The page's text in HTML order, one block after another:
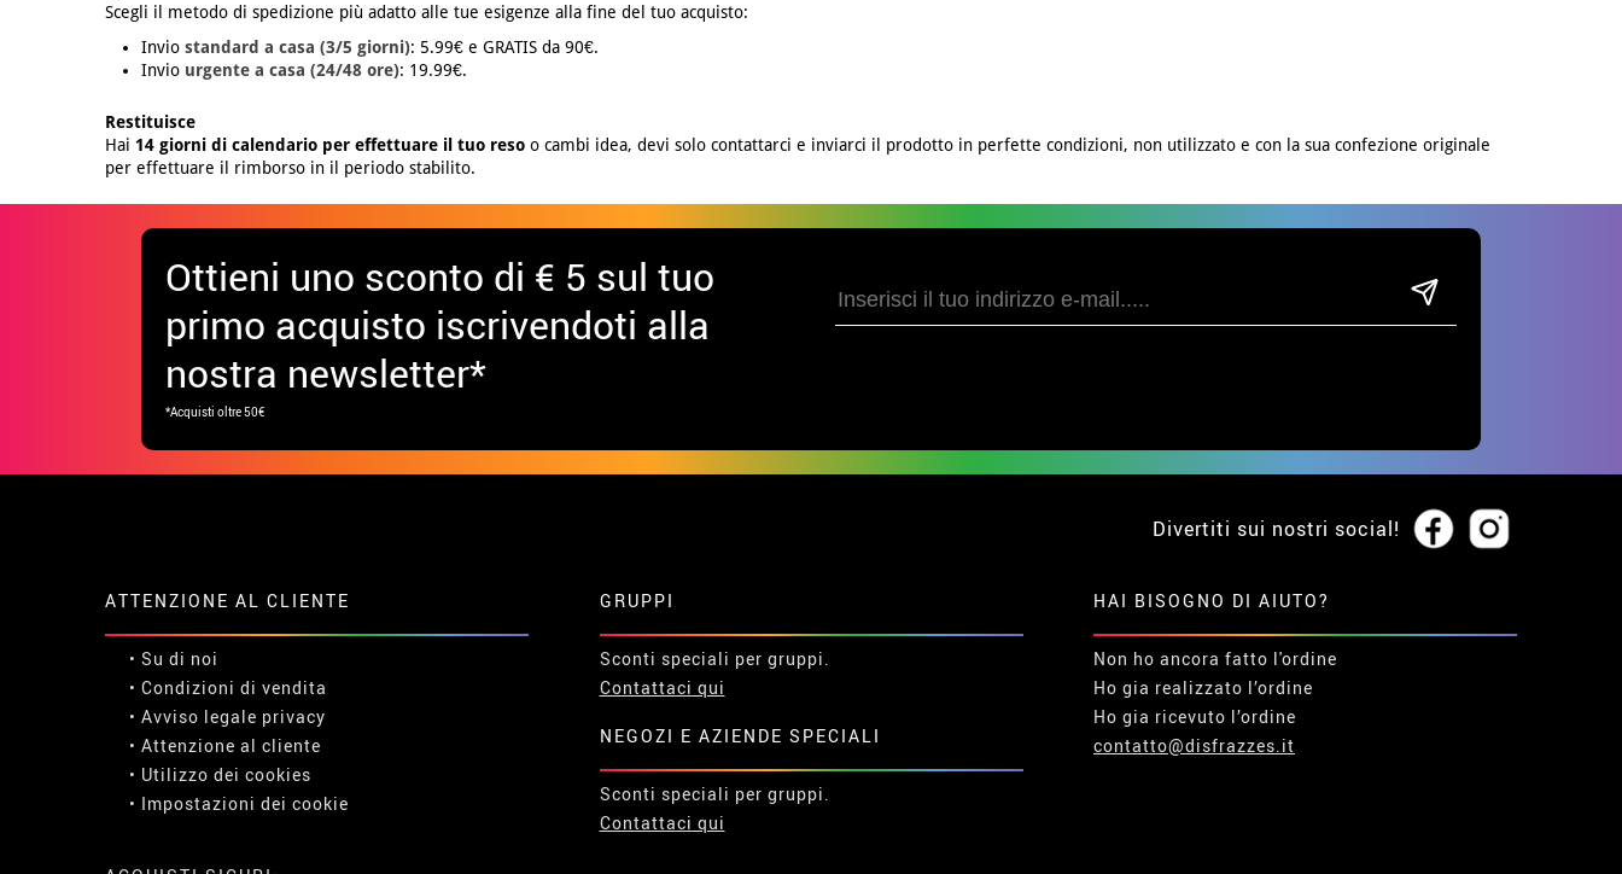
Scegli il metodo di spedizione più adatto alle tue esigenze alla fine del tuo acquisto:
Invio standard a casa (3/5 giorni): 5.99€ e GRATIS da 90€.
Invio urgente a casa (24/48 ore): 19.99€.
Restituisce
Hai 14 giorni di calendario per effettuare il tuo reso o cambi idea, devi solo contattarci e inviarci il prodotto in perfette condizioni, non utilizzato e con la sua confezione originale
per effettuare il rimborso in il periodo stabilito.
Ottieni uno sconto di € 5 sul tuo
primo acquisto iscrivendoti alla
nostra newsletter*
*Acquisti oltre 50€
Divertiti sui nostri social!
ATTENZIONE AL CLIENTE
• Su di noi
• Condizioni di vendita
• Avviso legale privacy
• Attenzione al cliente
• Utilizzo dei cookies
• Impostazioni dei cookie
GRUPPI
Sconti speciali per gruppi.
Contattaci qui
NEGOZI E AZIENDE SPECIALI
Sconti speciali per gruppi.
Contattaci qui
HAI BISOGNO DI AIUTO?
Non ho ancora fatto l'ordine
Ho gia realizzato l’ordine
Ho gia ricevuto l’ordine
contatto@disfrazzes.it